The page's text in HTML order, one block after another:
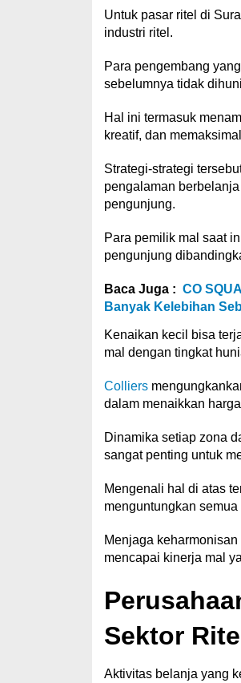
Untuk pasar ritel di
industri ritel.
Para pengembang
sebelumnya tidak
Hal ini termasuk
kreatif, dan
Strategi-strategi
pengalaman
pengunjung.
Para pemilik mal saat
pengunjung
Baca Juga : CO
Banyak Kelebihan
Kenaikan kecil bisa
mal dengan tingkat
Colliers
dalam menaikkan
Dinamika setiap zona
sangat penting untuk
Mengenali hal di atas
menguntungkan semua
Menjaga
mencapai kinerja mal
Sektor
Aktivitas belanja yang